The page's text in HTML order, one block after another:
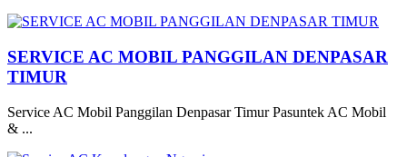
SERVICE AC MOBIL PANGGILAN DENPASAR
TIMUR
Service AC Mobil Panggilan Denpasar Timur Pasuntek AC Mobil
& ...